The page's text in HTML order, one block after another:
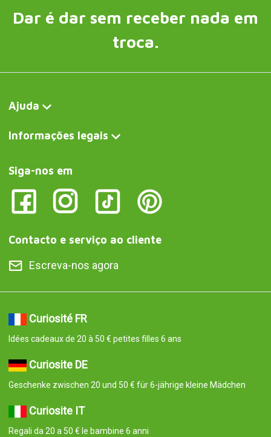
Dar é dar sem receber nada em
troca.
Ajuda
Informações legais
Siga-nos em
Contacto e serviço ao cliente
Escreva-nos agora
Curiosité FR
Idées cadeaux de 20 à 50 € petites filles 6 ans
Curiosite DE
Geschenke zwischen 20 und 50 € für 6-jährige kleine Mädchen
Curiosite IT
Regali da 20 a 50 € le bambine 6 anni